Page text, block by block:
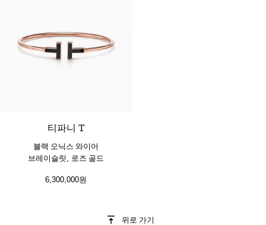
티파니 T
블랙 오닉스 와이어
브레이슬릿, 로즈 골드
6,300,000원
위로 가기